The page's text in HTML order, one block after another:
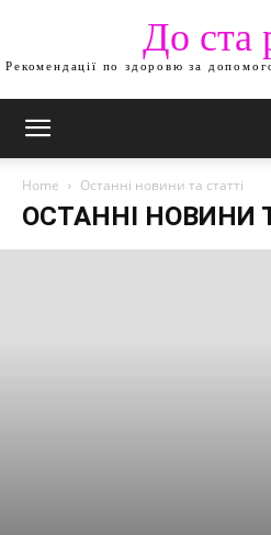
До ста
Рекомендації по здоровю за
Home Останні новини та статті
ОСТАННІ НОВИНИ